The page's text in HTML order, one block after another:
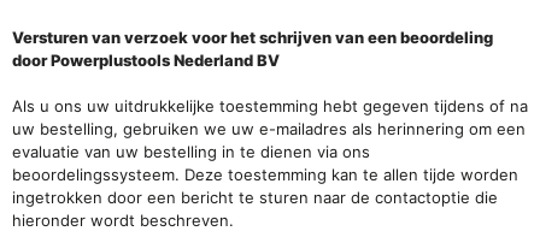
Versturen van verzoek voor het schrijven van een beoordeling
door Powerplustools Nederland BV
Als u ons uw uitdrukkelijke toestemming hebt gegeven tijdens of na
uw bestelling, gebruiken we uw e-mailadres als herinnering om een
evaluatie van uw bestelling in te dienen via ons
beoordelingssysteem. Deze toestemming kan te allen tijde worden
ingetrokken door een bericht te sturen naar de contactoptie die
hieronder wordt beschreven.